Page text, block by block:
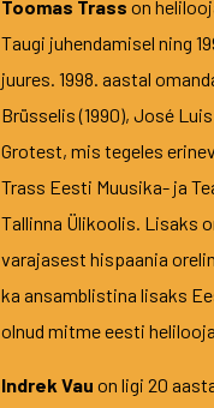
Toomas Trass on
Taugi juhendamisel ning
juures. 1998. aastal
Brüsselis (1990), José
Grotest, mis tegeles
Trass Eesti Muusika- ja
Tallinna Ülikoolis. Lisaks
varajasest hispaania
ka ansamblistina lisaks
olnud mitme eesti
Indrek Vau on ligi 20